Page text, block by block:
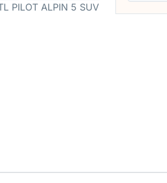
PILOT ALPIN 5 SUV